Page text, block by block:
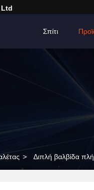
Ltd
Σπίτι
> Διπλή βαλβίδα